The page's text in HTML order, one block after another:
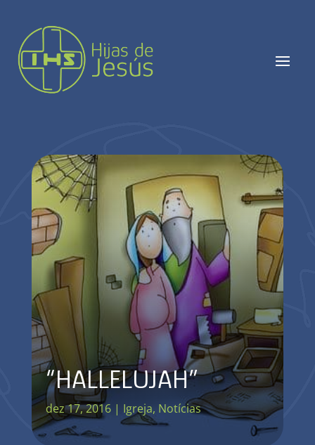
“HALLELUJAH”
dez 17, 2016| Igreja, Notícias